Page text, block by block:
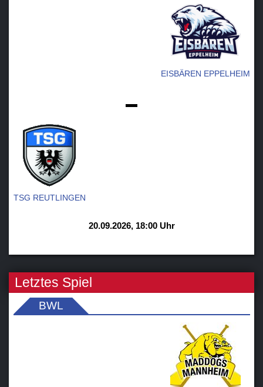
EISBÄREN EPPELHEIM
-
TSG REUTLINGEN
20.09.2026, 18:00 Uhr
Letztes Spiel
BWL